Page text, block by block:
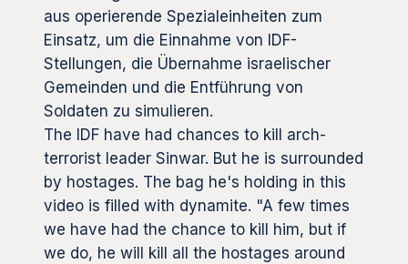
aus operierende Spezialeinheiten zum
Einsatz, um die Einnahme von IDF-
Stellungen, die Übernahme israelischer
Gemeinden und die Entführung von
Soldaten zu simulieren.
The IDF have had chances to kill arch-
terrorist leader Sinwar. But he is surrounded
by hostages. The bag he's holding in this
video is filled with dynamite. "A few times
we have had the chance to kill him, but if
we do, he will kill all the hostages around